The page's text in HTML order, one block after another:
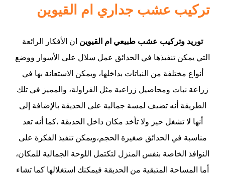
تركيب عشب جداري ام القيوين
توريد وتركيب عشب طبيعي ام القيوين ان الأفكار الرائعة
التي يمكن تنفيذها في الحدائق عمل سلال على الأسوار ووضع
أنواع مختلفة من النباتات بداخلها، ويمكن الاستعانة بها في
زراعة نبات ومحاصيل زراعية مثل الفراولة، والمميز في تلك
الطريقة أنه تضيف لمسة جمالية على الحديقة بالإضافة إلى
أنها لا تشغل حيز ولا تأخد مكان داخل الحديقة ،كما أنه تعد
مناسبة في الحدائق صغيرة الحجم،ويمكن تنفيذ الفكرة على
النوافذ الخاصة بنفس المنزل لتكتمل اللوحة الجمالية للمكان،
أما المساحة المتبقية من الحديقة فيمكنك استغلالها كما تشاء